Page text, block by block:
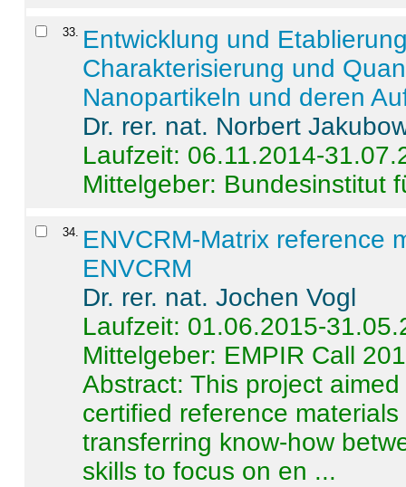
33. Entwicklung und
Charakterisierung und
Nanopartikeln und deren
Dr. rer. nat. Norbert
Laufzeit: 06.11.2014-
Mittelgeber: Bundesinstitut
34. ENVCRM-Matrix reference
ENVCRM
Dr. rer. nat. Jochen Vogl
Laufzeit: 01.06.2015-
Mittelgeber: EMPIR Call
Abstract:This project
certified reference
transferring know-how
skills to focus on en ...